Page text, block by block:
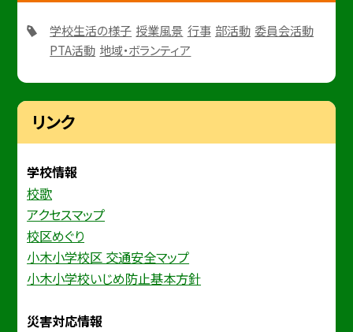
学校生活の様子 授業風景 行事 部活動 委員会活動
PTA活動 地域・ボランティア
リンク
学校情報
校歌
アクセスマップ
校区めぐり
小木小学校区 交通安全マップ
小木小学校いじめ防止基本方針
災害対応情報